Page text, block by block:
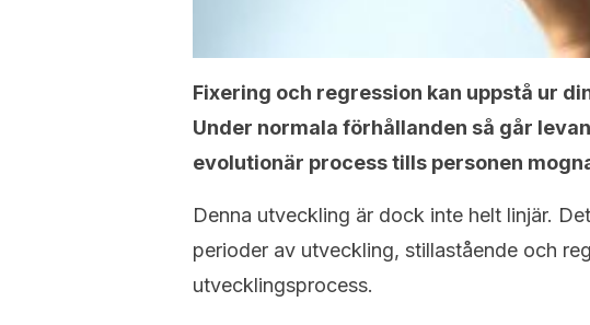
Fixering och regression kan uppstå ur
Under normala förhållanden så går
evolutionär process tills personen
Denna utveckling är dock inte helt linjär.
perioder av utveckling, stillastående och
utvecklingsprocess.